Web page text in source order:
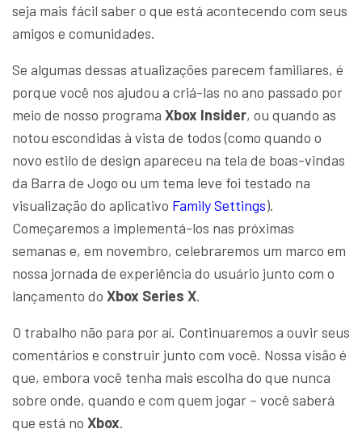
seja mais fácil saber o que está acontecendo com seus
amigos e comunidades.
Se algumas dessas atualizações parecem familiares, é
porque você nos ajudou a criá-las no ano passado por
meio de nosso programa Xbox Insider, ou quando as
notou escondidas à vista de todos (como quando o
novo estilo de design apareceu na tela de boas-vindas
da Barra de Jogo ou um tema leve foi testado na
visualização do aplicativo Family Settings).
Começaremos a implementá-los nas próximas
semanas e, em novembro, celebraremos um marco em
nossa jornada de experiência do usuário junto com o
lançamento do Xbox Series X.
O trabalho não para por aí. Continuaremos a ouvir seus
comentários e construir junto com você. Nossa visão é
que, embora você tenha mais escolha do que nunca
sobre onde, quando e com quem jogar – você saberá
que está no Xbox.